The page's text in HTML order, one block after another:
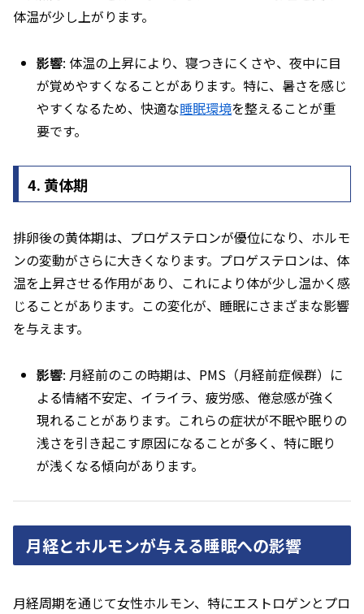
体温が少し上がります。
影響: 体温の上昇により、寝つきにくさや、夜中に目
が覚めやすくなることがあります。特に、暑さを感じ
やすくなるため、快適な睡眠環境を整えることが重
要です。
4. 黄体期
排卵後の黄体期は、プロゲステロンが優位になり、ホルモ
ンの変動がさらに大きくなります。プロゲステロンは、体
温を上昇させる作用があり、これにより体が少し温かく感
じることがあります。この変化が、睡眠にさまざまな影響
を与えます。
影響: 月経前のこの時期は、PMS（月経前症候群）に
よる情緒不安定、イライラ、疲労感、倦怠感が強く
現れることがあります。これらの症状が不眠や眠りの
浅さを引き起こす原因になることが多く、特に眠り
が浅くなる傾向があります。
月経とホルモンが与える睡眠への影響
月経周期を通じて女性ホルモン、特にエストロゲンとプロ